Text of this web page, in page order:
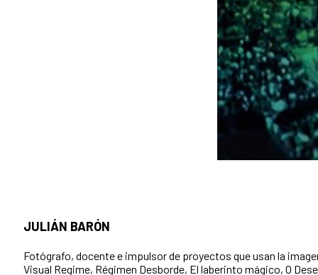
JULIÁN BARÓN
Fotógrafo, docente e impulsor de proyectos que usan la
Visual Regime, Régimen Desborde, El laberinto mágico, O